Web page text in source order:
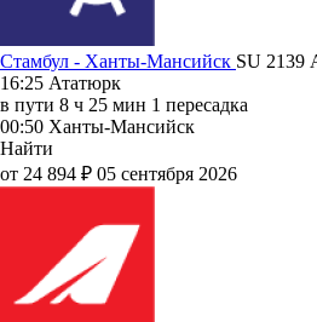
Стамбул - Ханты-Мансийск SU 2139
16:25 Ататюрк
в пути 8 ч 25 мин 1 пересадка
00:50 Ханты-Мансийск
Найти
от 24 894 ₽ 05 сентября 2026